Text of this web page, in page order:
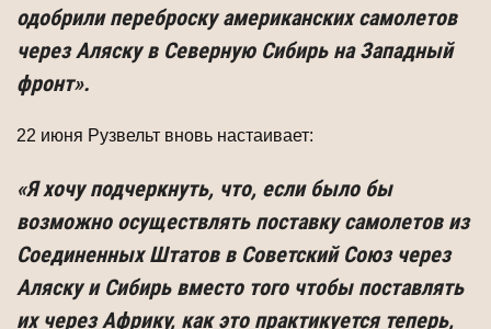
одобрили переброску американских самолетов
через Аляску в Северную Сибирь на Западный
фронт».
22 июня Рузвельт вновь настаивает:
«Я хочу подчер­кнуть, что, если было бы
возможно осуществлять поставку самолетов из
Соеди­ненных Штатов в Советский Союз через
Аляску и Сибирь вместо того чтобы поставлять
их через Африку, как это практикуется теперь,